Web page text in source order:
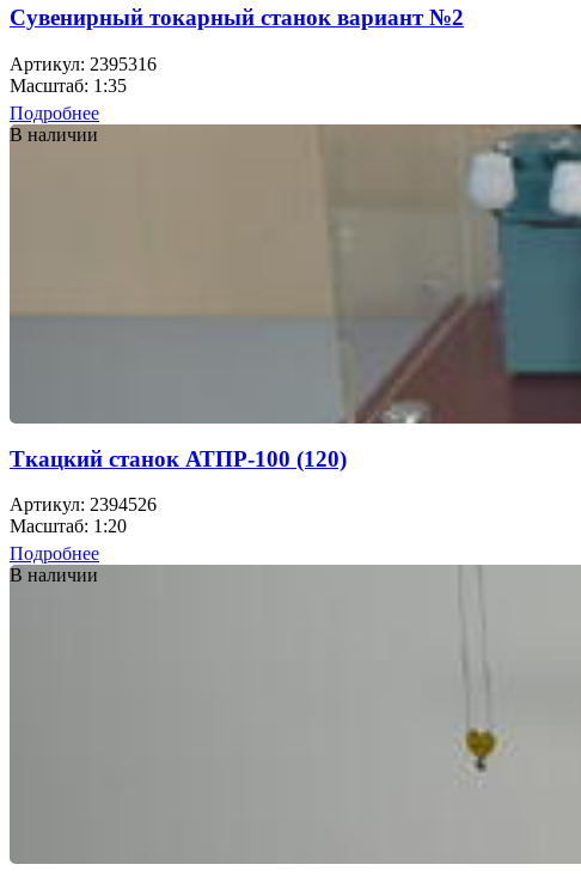
Сувенирный токарный станок вариант №2
Артикул: 2395316
Масштаб: 1:35
Подробнее
В наличии
Ткацкий станок АТПР-100 (120)
Артикул: 2394526
Масштаб: 1:20
Подробнее
В наличии